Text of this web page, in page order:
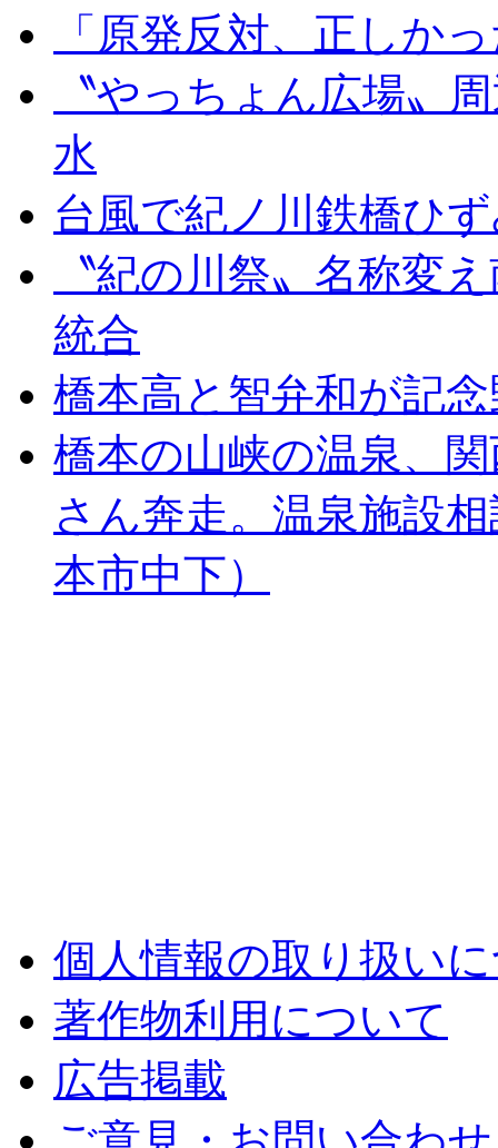
「原発反対、正しか
〝やっちょん広場〟
水
台風で紀ノ川鉄橋ひ
〝紀の川祭〟名称変
統合
橋本高と智弁和が記
橋本の山峡の温泉、
さん奔走。温泉施設
本市中下）
個人情報の取り扱い
著作物利用について
広告掲載